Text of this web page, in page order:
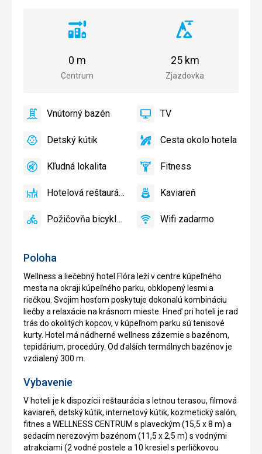
Poloha
Wellness a liečebný hotel Flóra leží v centre kúpeľného
mesta na okraji kúpeľného parku, obklopený lesmi a
riečkou. Svojim hosťom poskytuje dokonalú kombináciu
liečby a relaxácie na krásnom mieste. Hneď pri hoteli je rad
trás do okolitých kopcov, v kúpeľnom parku sú tenisové
kurty. Hotel má nádherné wellness zázemie s bazénom,
tepidárium, procedúry. Od ďalších termálnych bazénov je
vzdialený 300 m.
Vybavenie
V hoteli je k dispozícii reštaurácia s letnou terasou, filmová
kaviareň, detský kútik, internetový kútik, kozmetický salón,
fitnes a WELLNESS CENTRUM s plaveckým (15,5 x 8 m) a
sedacím nerezovým bazénom (11,5 x 2,5 m) s vodnými
atrakciami (2 vodné postele a 10 kresiel s perličkovou
Vzdialenosť
centra
Centrum
0 m
Vzdialenosť
zjazdovky
Zjazdovka
25 km
Vnútorný
Vnútorný bazén
áno TV TV
áno
DetskýDetský kútik
áno
Cesta
hotela
Cesta okolo hotela
áno
KľudnáKľudná lokalita
áno FitnessFitness
áno
Hotelová
Hotelová reštaurácia
áno KaviareňKaviareň
áno
Požičovňa
Požičovňa bicyklov
áno
Wifi
Wifi zadarmo
áno